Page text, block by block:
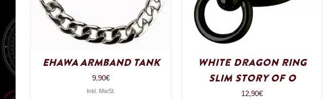
EHAWA Armband Tank
9,90€
Inkl. MwSt.
White Dragon Ring
Slim Story of O
12,90€